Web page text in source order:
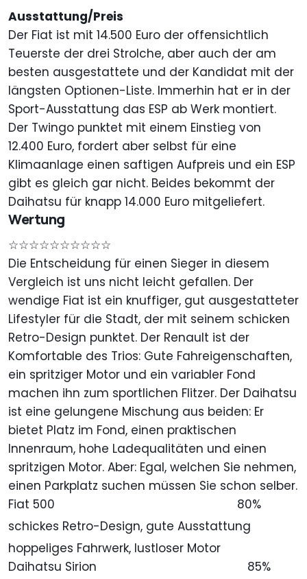
Ausstattung/Preis
Der Fiat ist mit 14.500 Euro der offensichtlich
Teuerste der drei Strolche, aber auch der am
besten ausgestattete und der Kandidat mit der
längsten Optionen-Liste. Immerhin hat er in der
Sport-Ausstattung das ESP ab Werk montiert.
Der Twingo punktet mit einem Einstieg von
12.400 Euro, fordert aber selbst für eine
Klimaanlage einen saftigen Aufpreis und ein ESP
gibt es gleich gar nicht. Beides bekommt der
Daihatsu für knapp 14.000 Euro mitgeliefert.
Wertung
☆☆☆☆☆☆☆☆☆☆
Die Entscheidung für einen Sieger in diesem
Vergleich ist uns nicht leicht gefallen. Der
wendige Fiat ist ein knuffiger, gut ausgestatteter
Lifestyler für die Stadt, der mit seinem schicken
Retro-Design punktet. Der Renault ist der
Komfortable des Trios: Gute Fahreigenschaften,
ein spritziger Motor und ein variabler Fond
machen ihn zum sportlichen Flitzer. Der Daihatsu
ist eine gelungene Mischung aus beiden: Er
bietet Platz im Fond, einen praktischen
Innenraum, hohe Ladequalitäten und einen
spritzigen Motor. Aber: Egal, welchen Sie nehmen,
einen Parkplatz suchen müssen Sie schon selber.
Fiat 500
80%
schickes Retro-Design, gute Ausstattung
hoppeliges Fahrwerk, lustloser Motor
Daihatsu Sirion
85%